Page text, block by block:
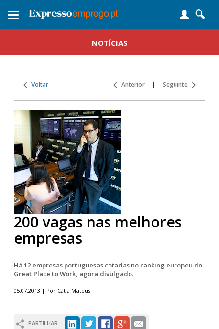
Toggle
NOTÍCIAS
Voltar Anterior | Seguinte
200 vagas nas melhores
empresas
Há 12 empresas portuguesas cotadas no ranking europeu do
Great Place to Work, agora divulgado.
05.07.2013 | Por Cátia Mateus
PARTILHAR